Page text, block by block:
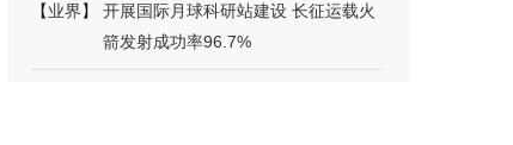
【业界】
开展国际月球科研站建设 长征运载火
箭发射成功率96.7%